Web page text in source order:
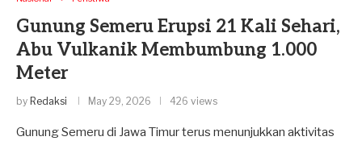
Gunung Semeru Erupsi 21 Kali Sehari,
Abu Vulkanik Membumbung 1.000
Meter
by Redaksi May 29, 2026 426 views
Gunung Semeru di Jawa Timur terus menunjukkan aktivitas